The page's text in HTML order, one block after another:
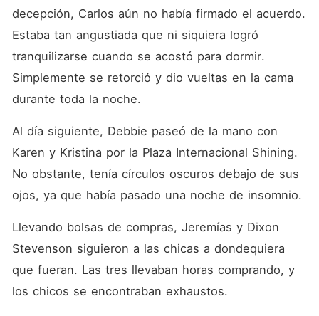
decepción, Carlos aún no había firmado el acuerdo.
Estaba tan angustiada que ni siquiera logró
tranquilizarse cuando se acostó para dormir.
Simplemente se retorció y dio vueltas en la cama
durante toda la noche.
Al día siguiente, Debbie paseó de la mano con
Karen y Kristina por la Plaza Internacional Shining.
No obstante, tenía círculos oscuros debajo de sus
ojos, ya que había pasado una noche de insomnio.
Llevando bolsas de compras, Jeremías y Dixon
Stevenson siguieron a las chicas a dondequiera
que fueran. Las tres llevaban horas comprando, y
los chicos se encontraban exhaustos.